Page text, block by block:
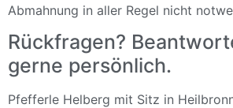
Abmahnung in aller Regel nicht
Rückfragen?
gerne persönlich.
Pfefferle Helberg mit Sitz in